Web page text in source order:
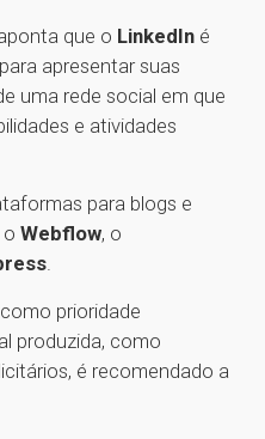
que o LinkedIn é
apresentar suas
uma rede social em que
e atividades
para blogs e
Webflow, o
.
prioridade
produzida, como
é recomendado a